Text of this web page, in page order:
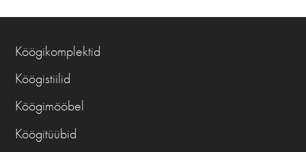
Köögikomplektid
Köögistiilid
Köögimööbel
Köögitüübid